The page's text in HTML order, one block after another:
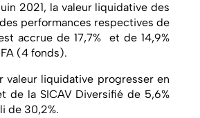
2021, la valeur liquidative des
performances respectives de
accrue de 17,7% et de 14,9%
(4 fonds).
valeur liquidative progresser en
de la SICAV Diversifié de 5,6%
de 30,2%.